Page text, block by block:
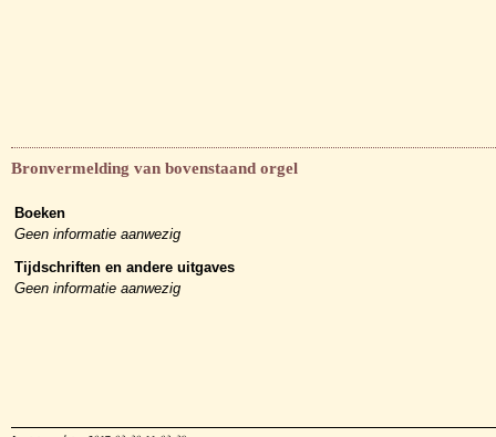
Bronvermelding van bovenstaand orgel
Boeken
Geen informatie aanwezig
Tijdschriften en andere uitgaves
Geen informatie aanwezig